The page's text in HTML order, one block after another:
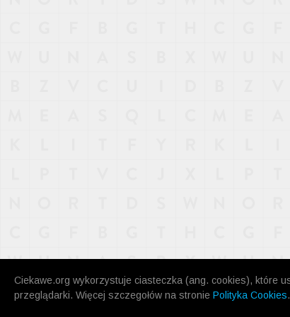
Ciekawe.org wykorzystuje ciasteczka (ang. cookies), które
przeglądarki. Więcej szczegołów na stronie Polityka Cookies.
KONTAKT